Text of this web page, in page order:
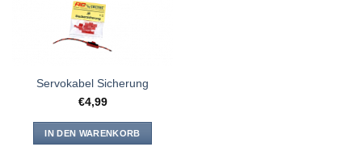
Servokabel Sicherung
€4,99
IN DEN WARENKORB